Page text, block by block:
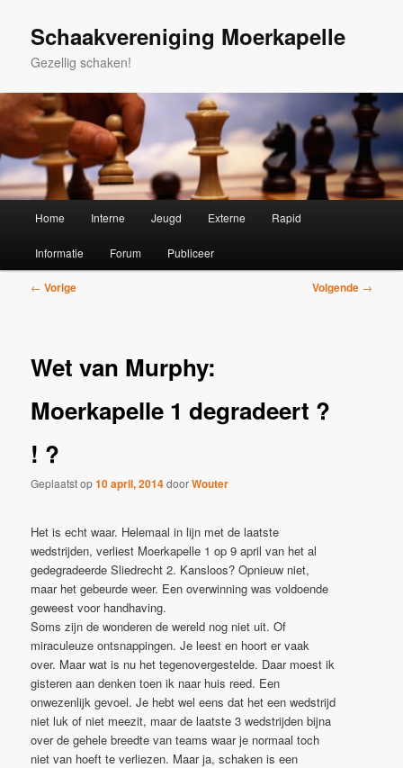
primaire
Schaakvereniging Moerkapelle
Gezellig schaken!
Home Interne Jeugd Externe Rapid
Informatie Forum Publiceer
Bericht
← Vorige Volgende →
Wet van Murphy:
Moerkapelle 1 degradeert ?
! ?
Geplaatst op10 april, 2014doorWouter
Het is echt waar. Helemaal in lijn met de laatste
wedstrijden, verliest Moerkapelle 1 op 9 april van het al
gedegradeerde Sliedrecht 2. Kansloos? Opnieuw niet,
maar het gebeurde weer. Een overwinning was voldoende
geweest voor handhaving.
Soms zijn de wonderen de wereld nog niet uit. Of
miraculeuze ontsnappingen. Je leest en hoort er vaak
over. Maar wat is nu het tegenovergestelde. Daar moest ik
gisteren aan denken toen ik naar huis reed. Een
onwezenlijk gevoel. Je hebt wel eens dat het een wedstrijd
niet luk of niet meezit, maar de laatste 3 wedstrijden bijna
over de gehele breedte van teams waar je normaal toch
niet van hoeft te verliezen. Maar ja, schaken is een